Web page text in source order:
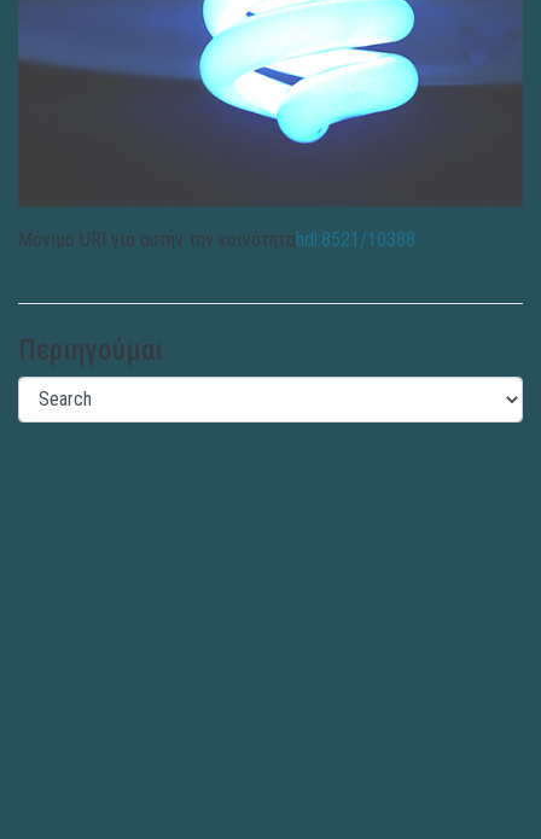
Μόνιμο URI για αυτήν την κοινότηταhdl:8521/10388
Περιηγούμαι